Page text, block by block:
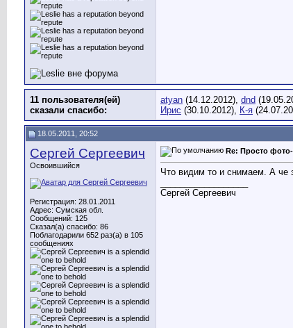
11 пользователя(ей)
сказали cпасибо:
atyan (14.12.2012), dnd
Ирис (30.10.2012), К-я
18.05.2011, 20:52
Сергей Сергеевич
Освоившийся
Регистрация: 28.01.2011
Адрес: Сумская обл.
Сообщений: 125
Сказал(а) спасибо: 86
Поблагодарили 652 раз(а) в 105
сообщениях
Re: Просто
Что видим то и снимаем. А че
Сергей Сергеевич